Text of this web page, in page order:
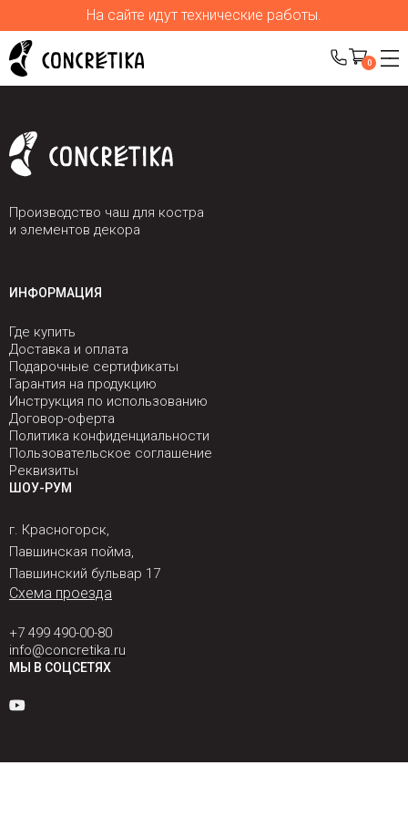
На сайте идут технические работы.
0
Производство чаш для костра
и элементов декора
ИНФОРМАЦИЯ
Где купить
Доставка и оплата
Подарочные сертификаты
Гарантия на продукцию
Инструкция по использованию
Договор-оферта
Политика конфиденциальности
Пользовательское соглашение
Реквизиты
ШОУ-РУМ
г. Красногорск,
Павшинская пойма,
Павшинский бульвар 17
Схема проезда
+7 499 490-00-80
info@concretika.ru
МЫ В СОЦСЕТЯХ